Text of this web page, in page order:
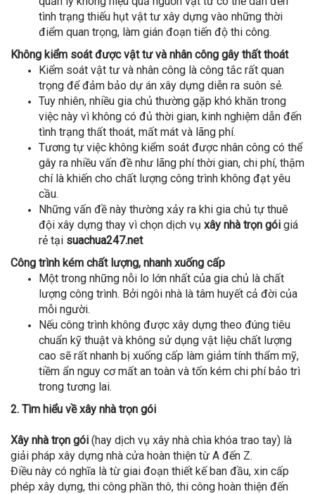
tình trạng thiếu hụt vật tư xây dựng vào những thời
điểm quan trọng, làm gián đoạn tiến độ thi công.
Không kiểm soát được vật tư và nhân công gây thất thoát
Kiểm soát vật tư và nhân công là công tắc rất quan
trọng để đảm bảo dự án xây dựng diễn ra suôn sẻ.
Tuy nhiên, nhiều gia chủ thường gặp khó khăn trong
việc này vì không có đủ thời gian, kinh nghiệm dẫn đến
tình trạng thất thoát, mất mát và lãng phí.
Tương tự việc không kiểm soát được nhân công có thể
gây ra nhiều vấn đề như lãng phí thời gian, chi phí, thậm
chí là khiến cho chất lượng công trình không đạt yêu
cầu.
Những vấn đề này thường xảy ra khi gia chủ tự thuê
đội xây dựng thay vì chọn dịch vụ xây nhà trọn gói giá
rẻ tại suachua247.net
Công trình kém chất lượng, nhanh xuống cấp
Một trong những nỗi lo lớn nhất của gia chủ là chất
lượng công trình. Bởi ngôi nhà là tâm huyết cả đời của
mỗi người.
Nếu công trình không được xây dựng theo đúng tiêu
chuẩn kỹ thuật và không sử dụng vật liệu chất lượng
cao sẽ rất nhanh bị xuống cấp làm giảm tính thẩm mỹ,
tiềm ẩn nguy cơ mất an toàn và tốn kém chi phí bảo trì
trong tương lai.
2. Tìm hiểu về xây nhà trọn gói
Xây nhà trọn gói (hay dịch vụ xây nhà chìa khóa trao tay) là
giải pháp xây dựng nhà cửa hoàn thiện từ A đến Z.
Điều này có nghĩa là từ giai đoạn thiết kế ban đầu, xin cấp
phép xây dựng, thi công phần thô, thi công hoàn thiện đến